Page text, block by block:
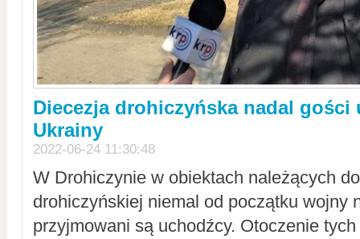
Diecezja drohiczyńska nadal gości
Ukrainy
2022-06-24 11:30:48
W Drohiczynie w obiektach należących
drohiczyńskiej niemal od początku wojny
przyjmowani są uchodźcy. Otoczenie